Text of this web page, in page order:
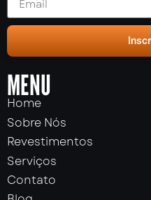
MENU
Home
Sobre Nós
Revestimentos
Serviços
Contato